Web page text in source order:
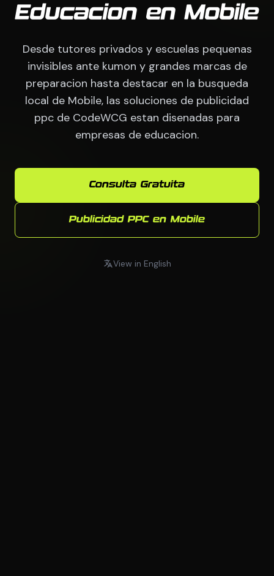
Educacion en Mobile
Desde tutores privados y escuelas pequenas
invisibles ante kumon y grandes marcas de
preparacion hasta destacar en la busqueda
local de Mobile, las soluciones de publicidad
ppc de CodeWCG estan disenadas para
empresas de educacion.
Consulta Gratuita
Publicidad PPC en Mobile
View in English